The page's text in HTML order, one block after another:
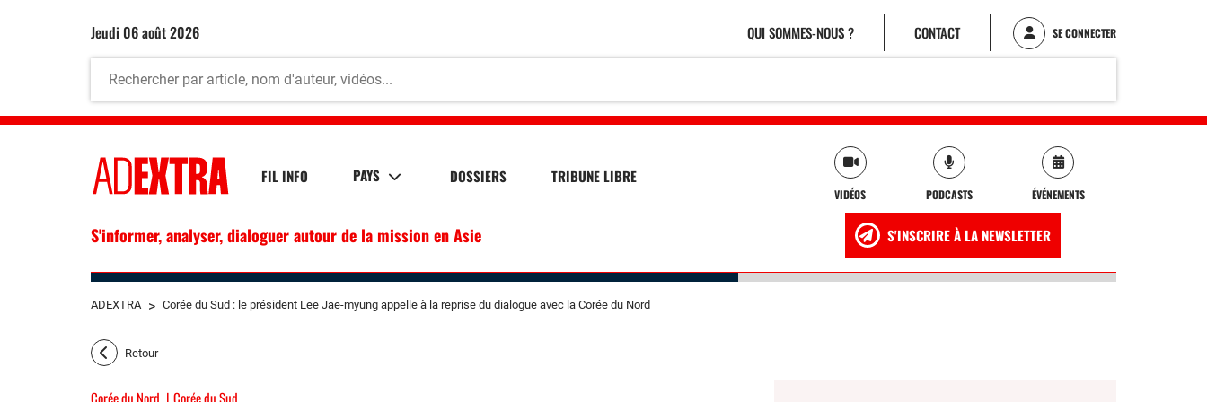
jeudi 06 août 2026 QUI SOMMES-NOUS ? CONTACT SE CONNECTER
FIL INFO PAYS DOSSIERS TRIBUNE LIBRE
VIDÉOS PODCASTS ÉVÉNEMENTS
S'informer, analyser, dialoguer autour de la mission en Asie S'INSCRIRE À LA NEWSLETTER
ADEXTRA > Corée du Sud : le président Lee Jae-myung appelle à la reprise du dialogue avec la Corée du Nord
Retour
Corée du Nord Corée du Sud